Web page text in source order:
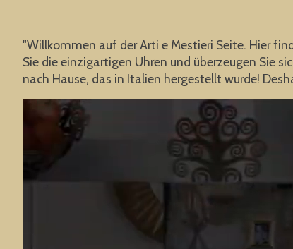
"Willkommen auf der Arti e Mestieri Seite. Hier
Sie die einzigartigen Uhren und überzeugen Sie
nach Hause, das in Italien hergestellt wurde!